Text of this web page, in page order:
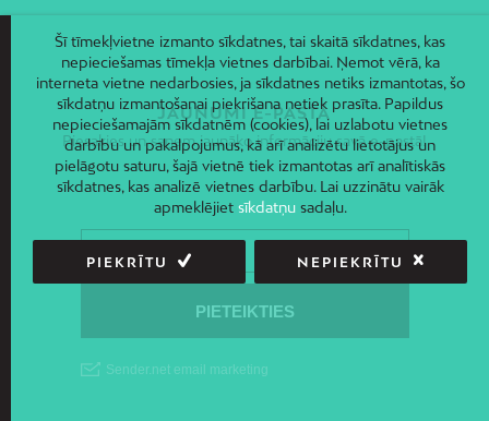
JAUNUMI E-PASTĀ
Piesakies un saņem jaunāko informāciju savā e-pastā!
Šī tīmekļvietne izmanto sīkdatnes, tai skaitā sīkdatnes, kas
nepieciešamas tīmekļa vietnes darbībai. Ņemot vērā, ka
interneta vietne nedarbosies, ja sīkdatnes netiks izmantotas, šo
sīkdatņu izmantošanai piekrišana netiek prasīta. Papildus
nepieciešamajām sīkdatnēm (cookies), lai uzlabotu vietnes
darbību un pakalpojumus, kā arī analizētu lietotājus un
pielāgotu saturu, šajā vietnē tiek izmantotas arī analītiskās
sīkdatnes, kas analizē vietnes darbību. Lai uzzinātu vairāk
apmeklējiet sīkdatņusadaļu.
PIEKRĪTU NEPIEKRĪTU